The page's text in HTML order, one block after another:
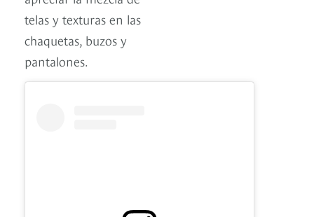
telas y texturas en las
chaquetas, buzos y
pantalones.